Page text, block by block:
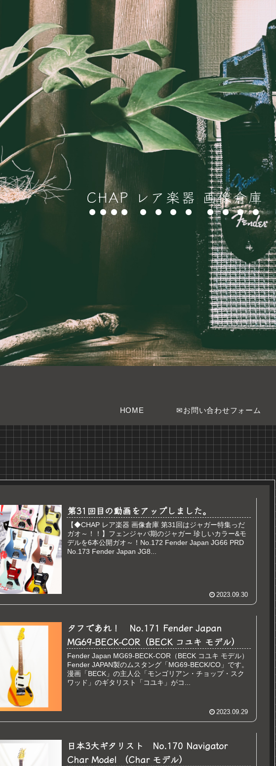
CHAP レア楽器 画像倉庫
HOME ✉お問い合わせフォーム
第31回目の動画をアップしました。
【◆CHAP レア楽器 画像倉庫 第31回はジャガー特集っだ
ガオ～！！】フェンジャパ期のジャガー 珍しいカラー&モ
デルを6本公開ガオ～！No.172 Fender Japan JG66 PRD
No.173 Fender Japan JG8...
2023.09.30
タフであれ！ No.171 Fender Japan
MG69-BECK-COR（BECK コユキ モデル）
Fender Japan MG69-BECK-COR（BECK コユキ モデル）
Fender JAPAN製のムスタング「MG69-BECK/CO」です。
漫画「BECK」の主人公「モンゴリアン・チョップ・スク
ワッド」のギタリスト「コユキ」がコ...
2023.09.29
日本3大ギタリスト No.170 Navigator
Char Model （Char モデル）